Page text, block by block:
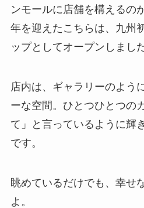
ンモールに店舗を構えるの
年を迎えたこちらは、九州
ップとしてオープンしました
店内は、ギャラリーのよう
ーな空間。ひとつひとつの
て」と言っているように輝
です。
眺めているだけでも、幸せ
よ。